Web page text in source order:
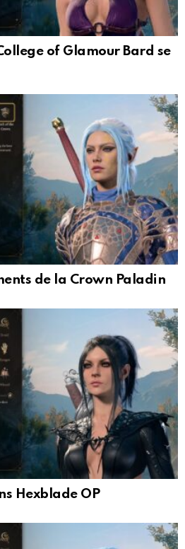
of Glamour Bard se
de la Crown Paladin
Hexblade OP